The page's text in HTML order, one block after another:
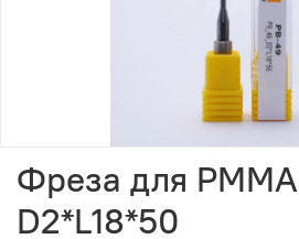
Фреза для
D2*L18*50